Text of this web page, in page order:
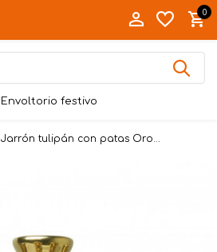
0
Envoltorio festivo
Jarrón tulipán con patas Oro...